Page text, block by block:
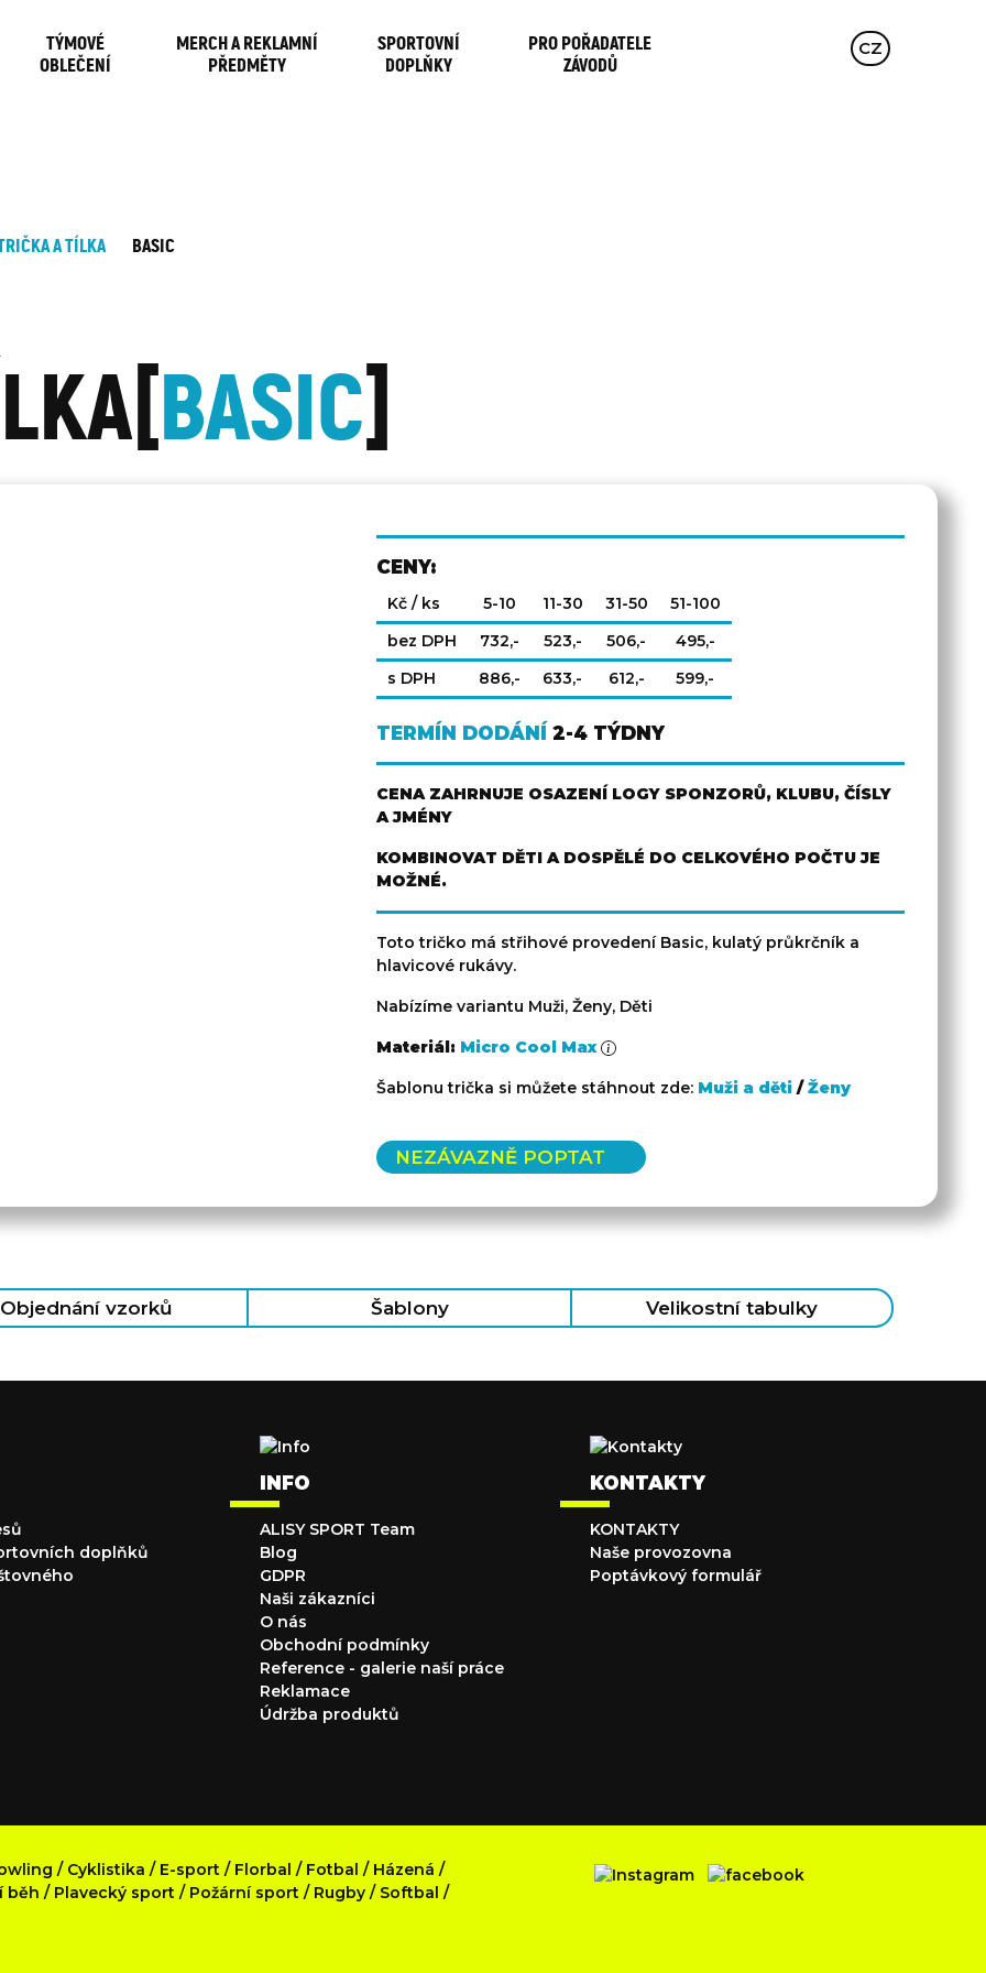
TÝMOVÉ
OBLEČENÍ
MERCH A REKLAMNÍ
PŘEDMĚTY
SPORTOVNÍ
DOPLŇKY
PRO POŘADATELE
ZÁVODŮ
EN DE
CZ
A TÍLKA BASIC
BASIC
CENY:
Kč / ks 5-10 11-30 31-50
51-100
bez DPH
732,- 523,- 506,-
495,-
s DPH
886,- 633,- 612,- 599,-
TERMÍN DODÁNÍ 2-4 TÝDNY
CENA ZAHRNUJE OSAZENÍ LOGY SPONZORŮ, KLUBU, ČÍSLY
A JMÉNY
KOMBINOVAT DĚTI A DOSPĚLÉ DO CELKOVÉHO POČTU JE
MOŽNÉ.
Toto tričko má střihové provedení Basic, kulatý průkrčník a
hlavicové rukávy.
Nabízíme variantu Muži, Ženy, Děti
Materiál:Micro Cool Max
Šablonu trička si můžete stáhnout zde: Muži a děti/Ženy
NEZÁVAZNĚ POPTAT
Objednání vzorků Šablony Velikostní tabulky
doplňků
INFO
ALISY SPORT Team
Blog
GDPR
Naši zákazníci
O nás
Obchodní podmínky
Reference - galerie naší práce
Reklamace
Údržba produktů
KONTAKTY
KONTAKTY
Naše provozovna
Poptávkový formulář
/ Cyklistika / E-sport / Florbal / Fotbal / Házená /
běh / Plavecký sport / Požární sport / Rugby / Softbal /